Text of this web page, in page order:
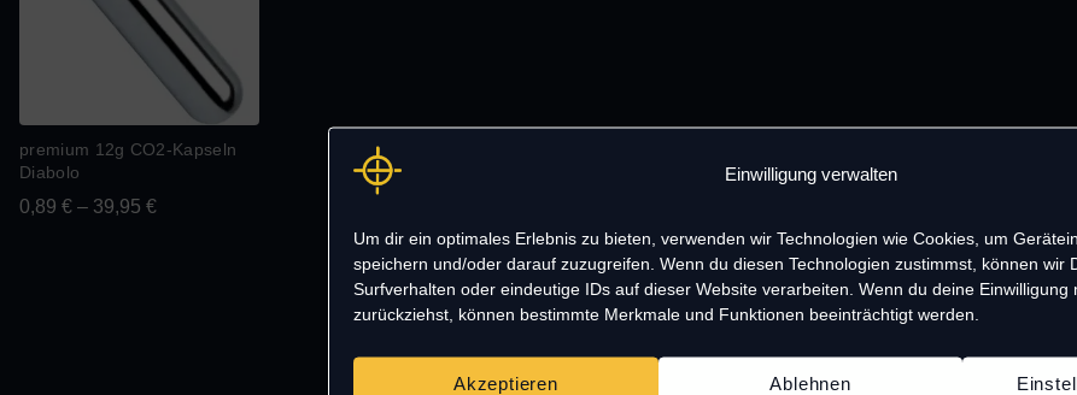
Einwilligung verwalten
Um dir ein optimales Erlebnis zu bieten, verwenden wir Technologien wie Cookies, um
speichern und/oder darauf zuzugreifen. Wenn du diesen Technologien zustimmst, können wir
Surfverhalten oder eindeutige IDs auf dieser Website verarbeiten. Wenn du deine Einwilligung
zurückziehst, können bestimmte Merkmale und Funktionen beeinträchtigt werden.
Akzeptieren Ablehnen
premium 12g CO2-Kapseln
Diabolo
0,89 € – 39,95 €